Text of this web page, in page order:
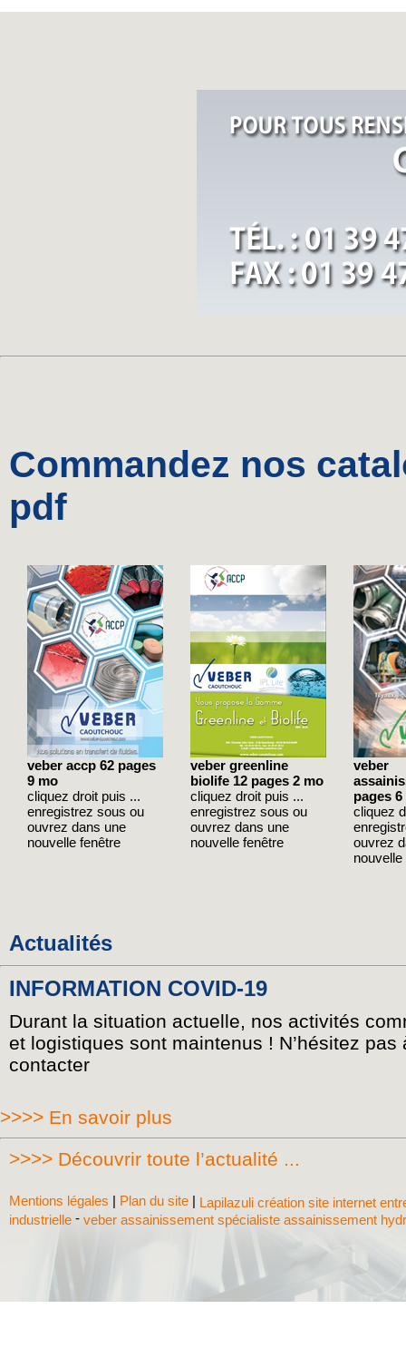
Commandez nos
pdf
veber accp 62 pages
9 mo
cliquez droit puis ...
enregistrez sous ou
ouvrez dans une
nouvelle fenêtre
veber greenline
biolife 12 pages 2 mo
cliquez droit puis ...
enregistrez sous ou
ouvrez dans une
nouvelle fenêtre
veber
pages 6
cliquez
ouvrez
Actualités
INFORMATION COVID-19
Durant la situation actuelle, nos activités
et logistiques sont maintenus ! N’hésitez pas
contacter
>>>> En savoir plus
>>>> Découvrir toute l’actualité ...
Mentions légales | Plan du site | Lapilazuli création site internet
industrielle - veber assainissement spécialiste assainissement